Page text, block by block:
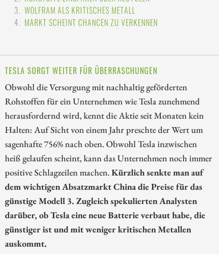
WOLFRAM ALS KRITISCHES METALL
MARKT SCHEINT CHANCEN ZU VERKENNEN
TESLA SORGT WEITER FÜR ÜBERRASCHUNGEN
Obwohl die Versorgung mit nachhaltig geförderten
Rohstoffen für ein Unternehmen wie Tesla zunehmend
herausfordernd wird, kennt die Aktie seit Monaten kein
Halten: Auf Sicht von einem Jahr preschte der Wert um
sagenhafte 756% nach oben. Obwohl Tesla inzwischen
heiß gelaufen scheint, kann das Unternehmen noch immer
positive Schlagzeilen machen.Kürzlich senkte man auf
dem wichtigen Absatzmarkt China die Preise für das
günstige Modell 3. Zugleich spekulierten Analysten
darüber, ob Tesla eine neue Batterie verbaut habe, die
günstiger ist und mit weniger kritischen Metallen
auskommt.